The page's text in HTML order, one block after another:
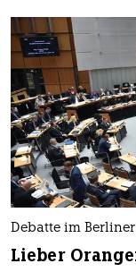
Debatte im
Lieber